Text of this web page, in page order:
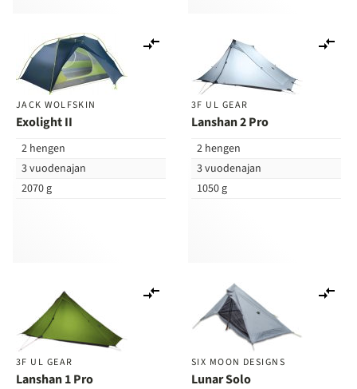
JACK WOLFSKIN
Exolight II
2 hengen
3 vuodenajan
2070 g
3F UL GEAR
Lanshan 2 Pro
2 hengen
3 vuodenajan
1050 g
3F UL GEAR
Lanshan 1 Pro
vertailuun
SIX MOON DESIGNS
Lunar Solo